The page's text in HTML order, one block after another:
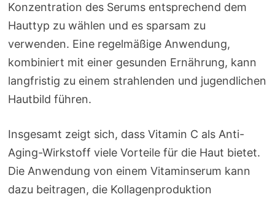
Konzentration des Serums entsprechend dem
Hauttyp zu wählen und es sparsam zu
verwenden. Eine regelmäßige Anwendung,
kombiniert mit einer gesunden Ernährung, kann
langfristig zu einem strahlenden und jugendlichen
Hautbild führen.
Insgesamt zeigt sich, dass Vitamin C als Anti-
Aging-Wirkstoff viele Vorteile für die Haut bietet.
Die Anwendung von einem Vitaminserum kann
dazu beitragen, die Kollagenproduktion